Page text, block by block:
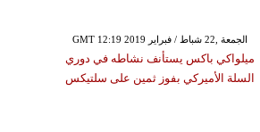
GMT 12:19 2019 الجمعة ,22 شباط / فبراير
ميلواكي باكس يستأنف نشاطه في دوري
السلة الأميركي بفوز ثمين على سلتيكس